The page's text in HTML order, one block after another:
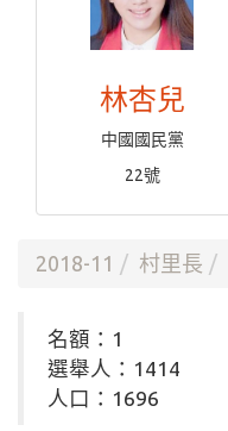
林杏兒
中國國民黨
22號
2018-11 村里長
名額：1
選舉人：1414
人口：1696